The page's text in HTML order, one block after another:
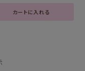
カートに入れる